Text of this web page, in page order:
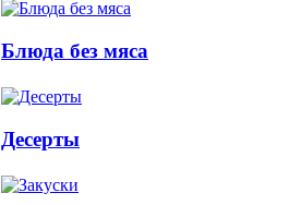
Блюда без мяса
Десерты